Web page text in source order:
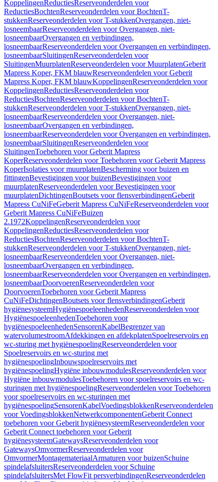
KoppelingenReductiesReserveonderdelen voor
ReductiesBochtenReserveonderdelen voor BochtenT-
stukkenReserveonderdelen voor T-stukkenOvergangen, niet-
losneembaarReserveonderdelen voor Overgangen, niet-
losneembaarOvergangen en verbindingen,
losneembaarReserveonderdelen voor Overgangen en verbindingen,
losneembaarSluitingenReserveonderdelen voor
SluitingenMuurplatenReserveonderdelen voor MuurplatenGeberit
Mapress Koper, FKM blauwReserveonderdelen voor Geberit
Mapress Koper, FKM blauwKoppelingenReserveonderdelen voor
KoppelingenReductiesReserveonderdelen voor
ReductiesBochtenReserveonderdelen voor BochtenT-
stukkenReserveonderdelen voor T-stukkenOvergangen, niet-
losneembaarReserveonderdelen voor Overgangen, niet-
losneembaarOvergangen en verbindingen,
losneembaarReserveonderdelen voor Overgangen en verbindingen,
losneembaarSluitingenReserveonderdelen voor
SluitingenToebehoren voor Geberit Mapress
KoperReserveonderdelen voor Toebehoren voor Geberit Mapress
KoperIsolaties voor muurplatenBescherming voor buizen en
fittingenBevestigingen voor buizenBevestigingen voor
muurplatenReserveonderdelen voor Bevestigingen voor
muurplatenDichtingenBoutsets voor flensverbindingenGeberit
Mapress CuNiFeGeberit Mapress CuNiFeReserveonderdelen voor
Geberit Mapress CuNiFeBuizen
2.1972KoppelingenReserveonderdelen voor
KoppelingenReductiesReserveonderdelen voor
ReductiesBochtenReserveonderdelen voor BochtenT-
stukkenReserveonderdelen voor T-stukkenOvergangen, niet-
losneembaarReserveonderdelen voor Overgangen, niet-
losneembaarOvergangen en verbindingen,
losneembaarReserveonderdelen voor Overgangen en verbindingen,
losneembaarDoorvoerenReserveonderdelen voor
DoorvoerenToebehoren voor Geberit Mapress
CuNiFeDichtingenBoutsets voor flensverbindingenGeberit
hygiënesysteemHygiënespoeleenhedenReserveonderdelen voor
HygiënespoeleenhedenToebehoren voor
hygiënespoeleenhedenSensorenKabelBegrenzer van
watervolumestroomAfdekkingen en afdekplatenSpoelreservoirs en
wc-sturing met hygiënespoelingReserveonderdelen voor
Spoelreservoirs en wc-sturing met
hygiënespoelingInbouwspoelreservoirs met
hygiënespoelingHygiëne inbouwmodulesReserveonderdelen voor
Hygiëne inbouwmodulesToebehoren voor spoelreservoirs en wc-
sturingen met hygiënespoelingReserveonderdelen voor Toebehoren
voor spoelreservoirs en wc-sturingen met
hygiënespoelingSensorenKabelVoedingsblokkenReserveonderdelen
voor VoedingsblokkenNetwerkcomponentenGeberit Connect
toebehoren voor Geberit hygiënesysteemReserveonderdelen voor
Geberit Connect toebehoren voor Geberit
hygiënesysteemGatewaysReserveonderdelen voor
GatewaysOmvormerReserveonderdelen voor
OmvormerMontagemateriaalArmaturen voor buizenSchuine
spindelafsluitersReserveonderdelen voor Schuine
spindelafsluitersMet FlowFit persverbindingenReserveonderdelen